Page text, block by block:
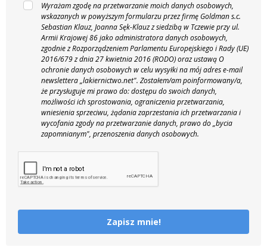
Wyrażam zgodę na przetwarzanie moich danych osobowych,
wskazanych w powyższym formularzu przez firmę Goldman s.c.
Sebastian Klauz, Joanna Sęk-Klauz z siedzibą w Tczewie przy ul.
Armii Krajowej 86 jako administratora danych osobowych,
zgodnie z Rozporządzeniem Parlamentu Europejskiego i Rady (UE)
2016/679 z dnia 27 kwietnia 2016 (RODO) oraz ustawą O
ochronie danych osobowych w celu wysyłki na mój adres e-mail
newslettera „lakiernictwo.net". Zostałem/am poinformowany/a,
że przysługuje mi prawo do: dostępu do swoich danych,
możliwości ich sprostowania, ograniczenia przetwarzania,
wniesienia sprzeciwu, żądania zaprzestania ich przetwarzania i
wycofania zgody na przetwarzanie danych, prawo do „bycia
zapomnianym", przenoszenia danych osobowych.
Zapisz mnie!